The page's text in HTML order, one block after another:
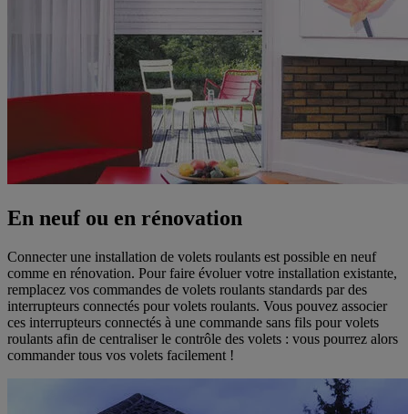
En neuf ou en rénovation
Connecter une installation de volets roulants est possible en neuf
comme en rénovation. Pour faire évoluer votre installation existante,
remplacez vos commandes de volets roulants standards par des
interrupteurs connectés pour volets roulants. Vous pouvez associer
ces interrupteurs connectés à une commande sans fils pour volets
roulants afin de centraliser le contrôle des volets : vous pourrez alors
commander tous vos volets facilement !